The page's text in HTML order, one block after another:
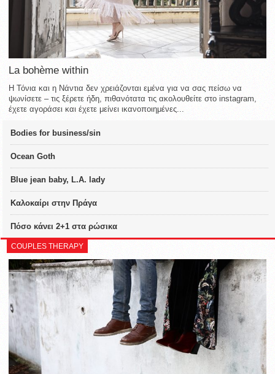
La bohème within
Η Τόνια και η Νάντια δεν χρειάζονται εμένα για να σας πείσω να
ψωνίσετε – τις ξέρετε ήδη, πιθανότατα τις ακολουθείτε στο instagram,
έχετε αγοράσει και έχετε μείνει ικανοποιημένες...
Bodies for business/sin
Ocean Goth
Blue jean baby, L.A. lady
Καλοκαίρι στην Πράγα
Πόσο κάνει 2+1 στα ρώσικα
COUPLES THERAPY